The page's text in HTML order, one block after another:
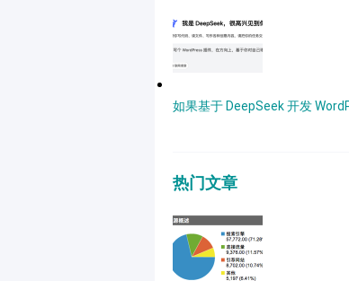
如果基于 DeepSeek 开发
热门文章